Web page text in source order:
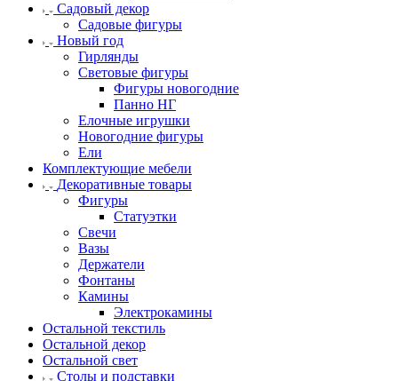
Садовый декор
Садовые фигуры
Новый год
Гирлянды
Световые фигуры
Фигуры новогодние
Панно НГ
Елочные игрушки
Новогодние фигуры
Ели
Комплектующие мебели
Декоративные товары
Фигуры
Статуэтки
Свечи
Вазы
Держатели
Фонтаны
Камины
Электрокамины
Остальной текстиль
Остальной декор
Остальной свет
Столы и подставки